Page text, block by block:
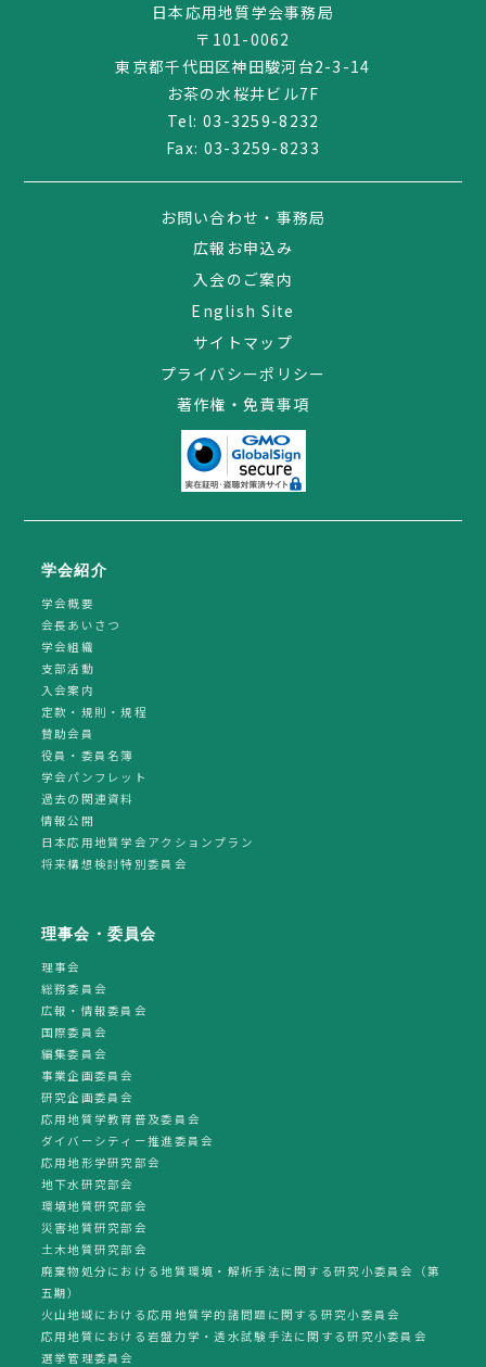
03-3259-8232
日本応用地質学会事務局
〒101-0062
東京都千代田区神田駿河台2-3-14
お茶の水桜井ビル7F
Tel:03-3259-8232
Fax: 03-3259-8233
お問い合わせ・事務局
広報お申込み
入会のご案内
English Site
サイトマップ
プライバシーポリシー
著作権・免責事項
学会紹介
学会概要
会長あいさつ
学会組織
支部活動
入会案内
定款・規則・規程
賛助会員
役員・委員名簿
学会パンフレット
過去の関連資料
情報公開
日本応用地質学会アクションプラン
将来構想検討特別委員会
理事会・委員会
理事会
総務委員会
広報・情報委員会
国際委員会
編集委員会
事業企画委員会
研究企画委員会
応用地質学教育普及委員会
ダイバーシティー推進委員会
応用地形学研究部会
地下水研究部会
環境地質研究部会
災害地質研究部会
土木地質研究部会
廃棄物処分における地質環境・解析手法に関する研究小委員会（第
五期）
火山地域における応用地質学的諸問題に関する研究小委員会
応用地質における岩盤力学・透水試験手法に関する研究小委員会
選挙管理委員会